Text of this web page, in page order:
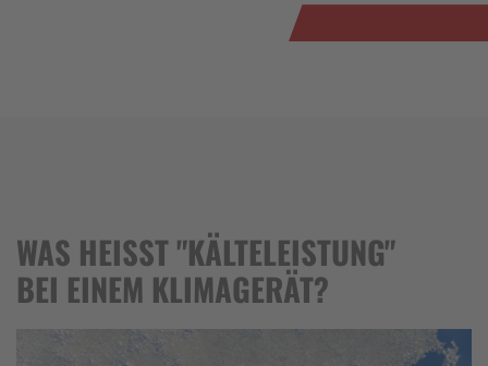
WAS HEISST "KÄLTELEISTUNG"
BEI EINEM KLIMAGERÄT?